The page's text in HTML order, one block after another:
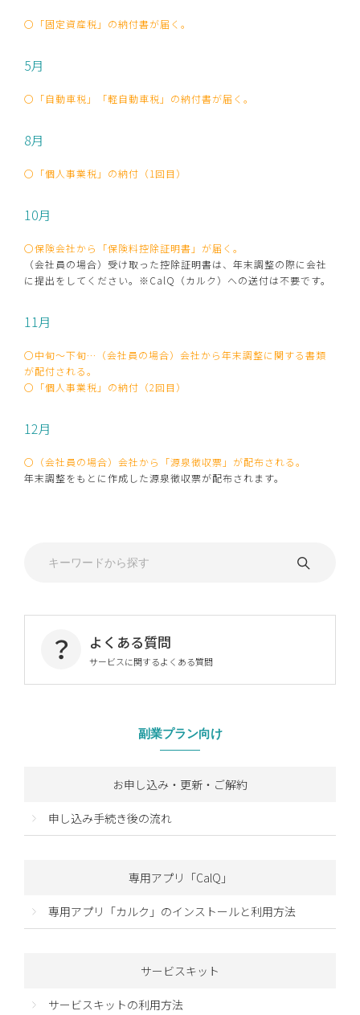
〇「固定資産税」の納付書が届く。
5月
〇「自動車税」「軽自動車税」の納付書が届く。
8月
〇「個人事業税」の納付（1回目）
10月
〇保険会社から「保険料控除証明書」が届く。
（会社員の場合）受け取った控除証明書は、年末調整の際に会社
に提出をしてください。※CalQ（カルク）への送付は不要です。
11月
〇中旬～下旬…（会社員の場合）会社から年末調整に関する書類
が配付される。
〇「個人事業税」の納付（2回目）
12月
〇（会社員の場合）会社から「源泉徴収票」が配布される。
年末調整をもとに作成した源泉徴収票が配布されます。
よくある質問
サービスに関するよくある質問
副業プラン向け
お申し込み・更新・ご解約
申し込み手続き後の流れ
専用アプリ「CalQ」
専用アプリ「カルク」のインストールと利用方法
サービスキット
サービスキットの利用方法